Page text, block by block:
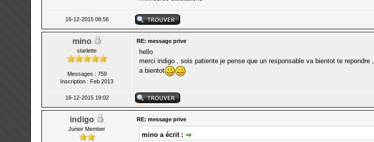
16-12-2015 08:56
mino
starlette
Messages : 759
Inscription : Feb 2013
RE: message prive
hello
merci indigo , sois patiente je pense que un responsable va bientot te repondre ,
a bientot
16-12-2015 19:02
indigo
Junior Member
RE: message prive
mino a écrit :